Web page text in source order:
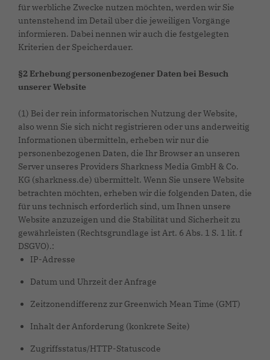
für werbliche Zwecke nutzen möchten, werden wir Sie
untenstehend im Detail über die jeweiligen Vorgänge
informieren. Dabei nennen wir auch die festgelegten
Kriterien der Speicherdauer.
§2 Erhebung personenbezogener Daten bei Besuch
unserer Website
(1) Bei der rein informatorischen Nutzung der Website,
also wenn Sie sich nicht registrieren oder uns anderweitig
Informationen übermitteln, erheben wir nur die
personenbezogenen Daten, die Ihr Browser an unseren
Server unseres Providers Sharkness Media GmbH & Co.
KG (sharkness.de) übermittelt. Wenn Sie unsere Website
betrachten möchten, erheben wir die folgenden Daten, die
für uns technisch erforderlich sind, um Ihnen unsere
Website anzuzeigen und die Stabilität und Sicherheit zu
gewährleisten (Rechtsgrundlage ist Art. 6 Abs. 1 S. 1 lit. f
DSGVO).:
IP-Adresse
Datum und Uhrzeit der Anfrage
Zeitzonendifferenz zur Greenwich Mean Time (GMT)
Inhalt der Anforderung (konkrete Seite)
Zugriffsstatus/HTTP-Statuscode